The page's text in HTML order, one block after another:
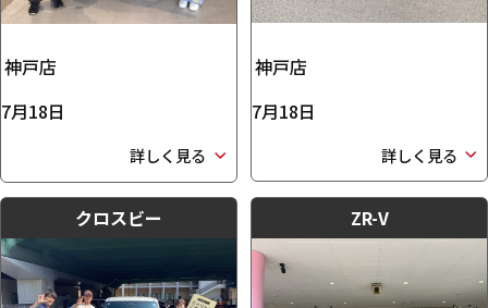
神戸店
7月18日
詳しく見る
神戸店
7月18日
詳しく見る
クロスビー ZR-V